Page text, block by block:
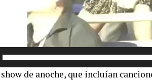
de anoche, que incluían